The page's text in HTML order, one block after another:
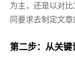
为主，还是以对
同要求去制定文章
第二步：从关键